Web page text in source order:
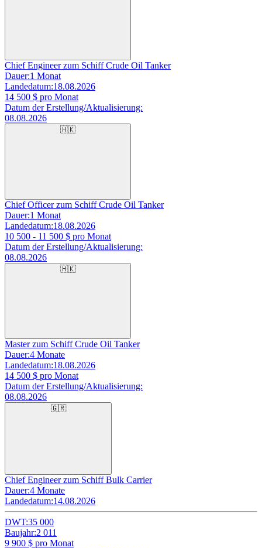
Chief Engineer zum Schiff Crude Oil Tanker
Dauer:1 Monat
Landedatum:18.08.2026
14 500 $ pro Monat
Datum der Erstellung/Aktualisierung:
08.08.2026
🇭🇰
Chief Officer zum Schiff Crude Oil Tanker
Dauer:1 Monat
Landedatum:18.08.2026
10 500 - 11 500 $ pro Monat
Datum der Erstellung/Aktualisierung:
08.08.2026
🇭🇰
Master zum Schiff Crude Oil Tanker
Dauer:4 Monate
Landedatum:18.08.2026
14 500 $ pro Monat
Datum der Erstellung/Aktualisierung:
08.08.2026
🇬🇷
Chief Engineer zum Schiff Bulk Carrier
Dauer:4 Monate
Landedatum:14.08.2026
DWT:35 000
Baujahr:2 011
9 900 $ pro Monat